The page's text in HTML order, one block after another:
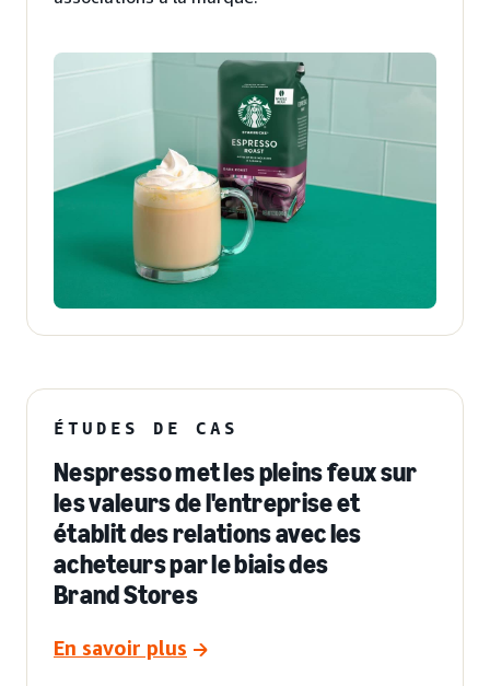
ÉTUDES DE CAS
Nespresso met les pleins feux sur
les valeurs de l'entreprise et
établit des relations avec les
acheteurs par le biais des
Brand Stores
En savoir plus